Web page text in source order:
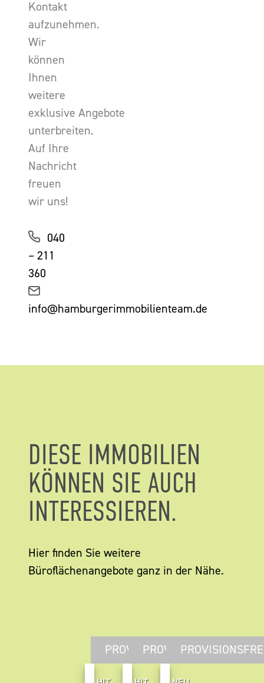
Kontakt
aufzunehmen.
Wir
können
Ihnen
weitere
exklusive Angebote
unterbreiten.
Auf Ihre
Nachricht
freuen
wir uns!
040
– 211
360
info@hamburgerimmobilienteam.de
DIESE IMMOBILIEN
KÖNNEN SIE AUCH
INTERESSIEREN.
Hier finden Sie weitere
Büroflächenangebote ganz in der Nähe.
PROVISIONSFREI
PROVISIONSFREI